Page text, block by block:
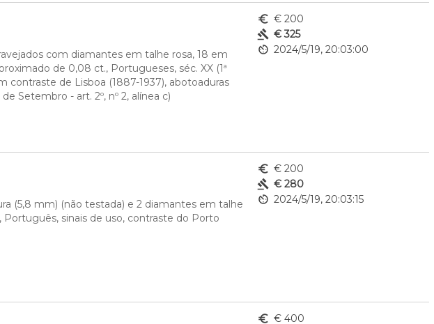
com diamantes em talhe rosa, 18 em
de 0,08 ct., Portugueses, séc. XX (1ª
de Lisboa (1887-1937), abotoaduras
Setembro - art. 2º, nº 2, alínea c)
euro_symbol € 200
gavel € 325
av_timer 2024/5/19, 20:03:00
(5,8 mm) (não testada) e 2 diamantes em talhe
sinais de uso, contraste do Porto
euro_symbol € 200
gavel € 280
av_timer 2024/5/19, 20:03:15
euro_symbol € 400